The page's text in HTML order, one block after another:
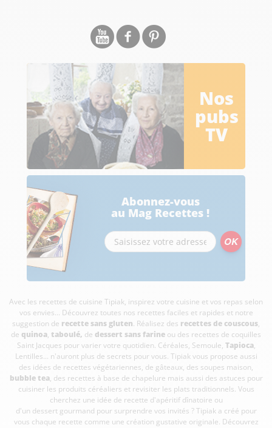
Nos
pubs
TV
Abonnez-vous
au Mag Recettes !
Avec les recettes de cuisine Tipiak, inspirez votre cuisine et vos repas selon
vos envies... Découvrez toutes nos recettes faciles et rapides et notre
suggestion de recette sans gluten. Réalisez des recettes de couscous,
de quinoa, taboulé, de dessert sans farine ou des recettes de coquilles
Saint Jacques pour varier votre quotidien. Céréales, Semoule, Tapioca,
Lentilles... n'auront plus de secrets pour vous. Tipiak vous propose aussi
des idées de recettes végétariennes, de gâteaux, des soupes maison,
bubble tea, des recettes à base de chapelure mais aussi des astuces pour
cuisiner les produits céréaliers et revisiter les plats traditionnels. Vous
cherchez une idée de recette d'apéritif dînatoire ou
d'un dessert gourmand pour surprendre vos invités ? Tipiak a créé pour
vous chaque recette comme une création gustative originale. Découvrez